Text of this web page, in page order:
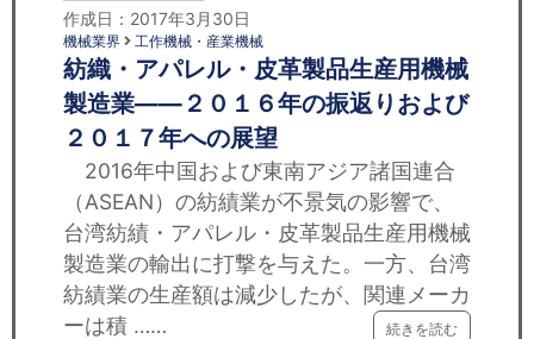
作成日：2017年3月30日
機械業界 工作機械・産業機械
紡織・アパレル・皮革製品生産用機械
製造業——２０１６年の振返りおよび
２０１７年への展望
2016年中国および東南アジア諸国連合
（ASEAN）の紡績業が不景気の影響で、
台湾紡績・アパレル・皮革製品生産用機械
製造業の輸出に打撃を与えた。一方、台湾
紡績業の生産額は減少したが、関連メーカ
ーは積 ……
続きを読む